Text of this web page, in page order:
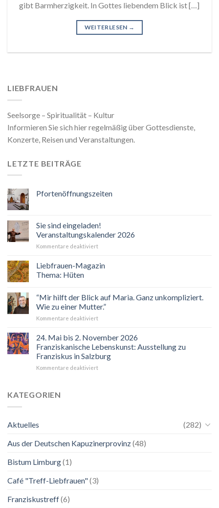
gibt Barmherzigkeit. In Gottes liebendem Blick ist […]
WEITERLESEN →
LIEBFRAUEN
Seelsorge – Spiritualität – Kultur
Informieren Sie sich hier regelmäßig über Gottesdienste,
Konzerte, Reisen und Veranstaltungen.
LETZTE BEITRÄGE
Pfortenöffnungszeiten
Sie sind eingeladen!
Veranstaltungskalender 2026
Kommentare deaktiviertfür
sind
Liebfrauen-Magazin
Thema: Hüten
“Mir hilft der Blick auf Maria. Ganz unkompliziert.
Wie zu einer Mutter.”
Kommentare deaktiviertfür
hilft
Blick
auf
Maria.
24. Mai bis 2. November 2026
Franziskanische Lebenskunst: Ausstellung zu
Franziskus in Salzburg
Kommentare deaktiviertfür
Ausstellung
KATEGORIEN
Aktuelles
(282)
Aus der Deutschen Kapuzinerprovinz(48)
Bistum Limburg(1)
Café "Treff-Liebfrauen"(3)
Franziskustreff(6)